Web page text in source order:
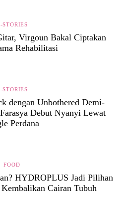
STORIES
Virgoun Bakal Ciptakan
Rehabilitasi
STORIES
dengan Unbothered Demi-
Debut Nyanyi Lewat
Perdana
FOOD
HYDROPLUS Jadi Pilihan
Cairan Tubuh